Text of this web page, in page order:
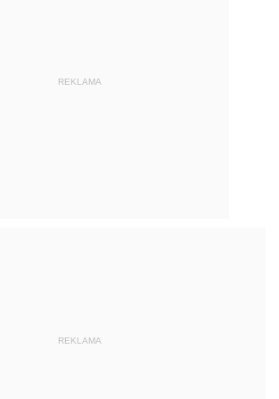
REKLAMA
REKLAMA